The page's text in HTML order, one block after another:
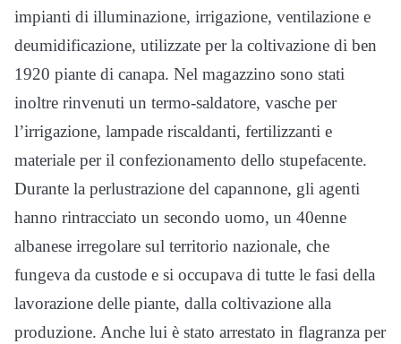
impianti di illuminazione, irrigazione, ventilazione e
deumidificazione, utilizzate per la coltivazione di ben
1920 piante di canapa. Nel magazzino sono stati
inoltre rinvenuti un termo-saldatore, vasche per
l’irrigazione, lampade riscaldanti, fertilizzanti e
materiale per il confezionamento dello stupefacente.
Durante la perlustrazione del capannone, gli agenti
hanno rintracciato un secondo uomo, un 40enne
albanese irregolare sul territorio nazionale, che
fungeva da custode e si occupava di tutte le fasi della
lavorazione delle piante, dalla coltivazione alla
produzione. Anche lui è stato arrestato in flagranza per